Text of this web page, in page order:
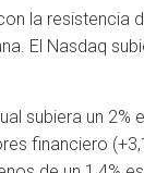
la resistencia
El Nasdaq
subiera un 2%
financiero